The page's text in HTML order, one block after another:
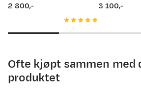
2 800,- 3 100,-
Ofte kjøpt sammen med
produktet